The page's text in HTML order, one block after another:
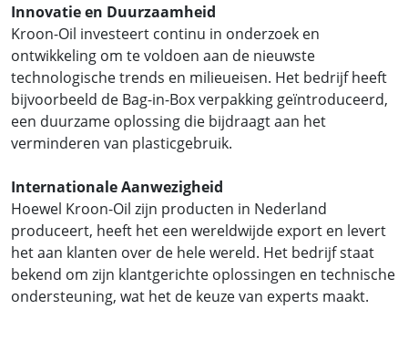
Innovatie en Duurzaamheid
Kroon-Oil investeert continu in onderzoek en
ontwikkeling om te voldoen aan de nieuwste
technologische trends en milieueisen. Het bedrijf heeft
bijvoorbeeld de Bag-in-Box verpakking geïntroduceerd,
een duurzame oplossing die bijdraagt aan het
verminderen van plasticgebruik.
Internationale Aanwezigheid
Hoewel Kroon-Oil zijn producten in Nederland
produceert, heeft het een wereldwijde export en levert
het aan klanten over de hele wereld. Het bedrijf staat
bekend om zijn klantgerichte oplossingen en technische
ondersteuning, wat het de keuze van experts maakt.